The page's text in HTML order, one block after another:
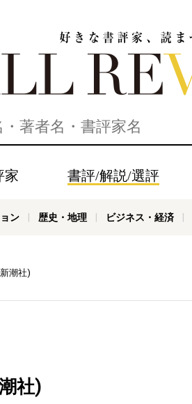
家 書評/解説/選評
ン 歴史・地理 ビジネス・経済
潮社)
社)